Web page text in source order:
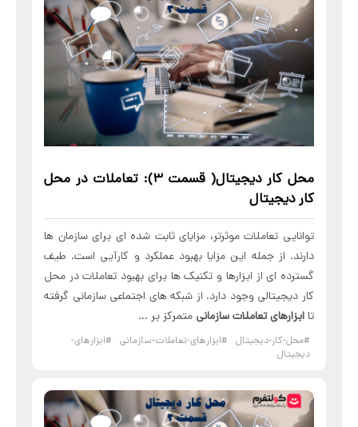
محل کار دیجیتال( قسمت 3): تعاملات در محل
کار دیجیتال
توانایی تعاملات موثرتر، مزایای ثابت شده ای برای سازمان ها
دارند. از جمله این مزایا بهبود عملکرد و کارآیی است. طیف
گسترده ای از ابزارها و تکنیک ها برای بهبود تعاملات در محل
کار دیجیتالی وجود دارد. از شبکه های اجتماعی سازمانی گرفته
تا ابزارهایتعاملات سازمانی متمرکز بر ...
#محل-کار-دیجیتال #ابزارهای-تعاملات-سازمانی
#ابزارهای-
دیجیتال